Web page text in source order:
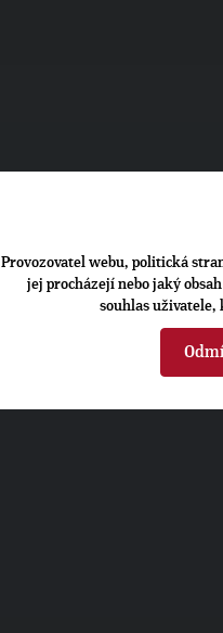
Provozovatel webu, politická
jej procházejí nebo jaký
souhlas uživatele,